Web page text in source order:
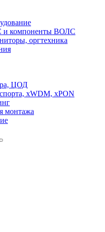
и компоненты ВОЛС
оргтехника
ЦОД
xWDM, xPON
монтажа